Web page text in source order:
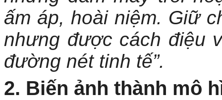
ấm áp, hoài niệm. Giữ
nhưng được cách điệu
đường nét tinh tế”.
2. Biến ảnh thành mô